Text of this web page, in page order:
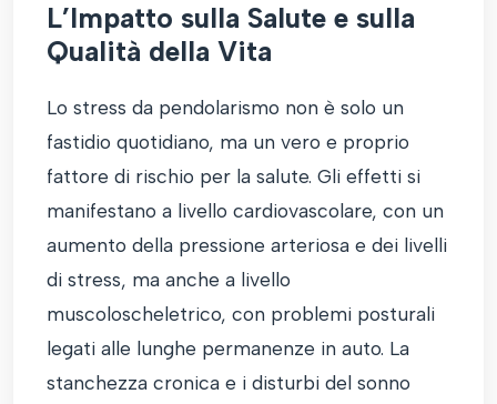
L’Impatto sulla Salute e sulla
Qualità della Vita
Lo stress da pendolarismo non è solo un
fastidio quotidiano, ma un vero e proprio
fattore di rischio per la salute. Gli effetti si
manifestano a livello cardiovascolare, con un
aumento della pressione arteriosa e dei livelli
di stress, ma anche a livello
muscoloscheletrico, con problemi posturali
legati alle lunghe permanenze in auto. La
stanchezza cronica e i disturbi del sonno